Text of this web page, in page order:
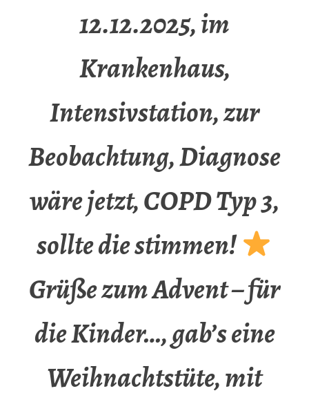
12.12.2025, im
Krankenhaus,
Intensivstation, zur
Beobachtung, Diagnose
wäre jetzt, COPD Typ 3,
sollte die stimmen!
Grüße zum Advent – für
die Kinder…, gab’s eine
Weihnachtstüte, mit